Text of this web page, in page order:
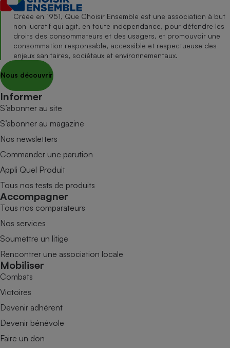
Créée en 1951, Que Choisir Ensemble est une association à but
non lucratif qui agit, en toute indépendance, pour défendre les
droits des consommateurs et des usagers, et promouvoir une
consommation responsable, accessible et respectueuse des
enjeux sanitaires, sociétaux et environnementaux.
Nous découvrir
Informer
S’abonner au site
S’abonner au magazine
Nos newsletters
Commander une parution
Appli Quel Produit
Tous nos tests de produits
Accompagner
Tous nos comparateurs
Nos services
Soumettre un litige
Rencontrer une association locale
Mobiliser
Combats
Victoires
Devenir adhérent
Devenir bénévole
Faire un don